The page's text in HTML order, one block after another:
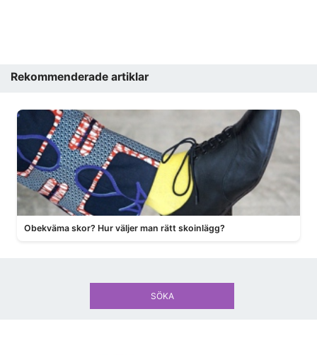
Rekommenderade artiklar
Obekväma skor? Hur väljer man rätt skoinlägg?
SÖKA